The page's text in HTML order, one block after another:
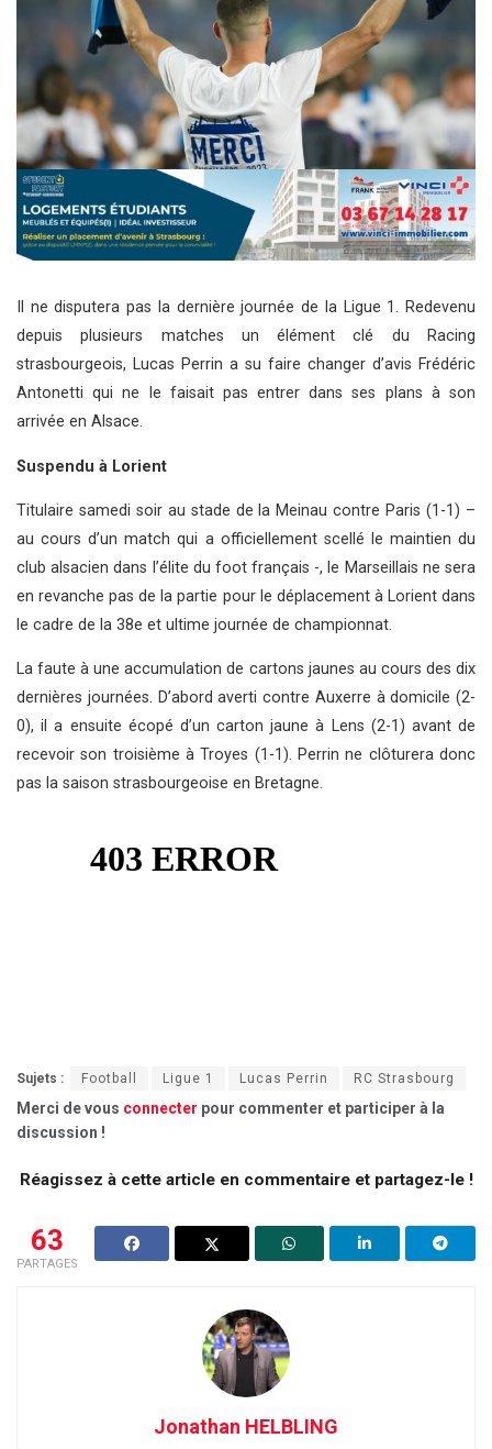
Il ne disputera pas la dernière journée de la Ligue 1. Redevenu
depuis plusieurs matches un élément clé du Racing
strasbourgeois, Lucas Perrin a su faire changer d’avis Frédéric
Antonetti qui ne le faisait pas entrer dans ses plans à son
arrivée en Alsace.
Suspendu à Lorient
Titulaire samedi soir au stade de la Meinau contre Paris (1-1) –
au cours d’un match qui a officiellement scellé le maintien du
club alsacien dans l’élite du foot français -, le Marseillais ne sera
en revanche pas de la partie pour le déplacement à Lorient dans
le cadre de la 38e et ultime journée de championnat.
La faute à une accumulation de cartons jaunes au cours des dix
dernières journées. D’abord averti contre Auxerre à domicile (2-
0), il a ensuite écopé d’un carton jaune à Lens (2-1) avant de
recevoir son troisième à Troyes (1-1). Perrin ne clôturera donc
pas la saison strasbourgeoise en Bretagne.
Sujets : Football Ligue 1 Lucas Perrin RC Strasbourg
Merci de vous connecter pour commenter et participer à la
discussion !
Réagissez à cette article en commentaire et partagez-le !
63
PARTAGES
Jonathan HELBLING